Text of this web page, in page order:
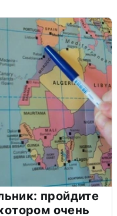
пройдите
очень